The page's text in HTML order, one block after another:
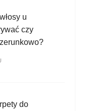
u
czy
do